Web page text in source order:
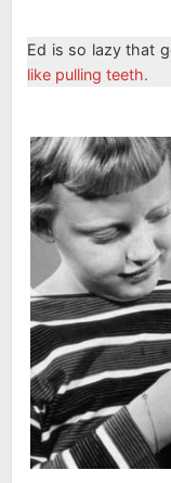
Ed is so lazy that
like pulling teeth.